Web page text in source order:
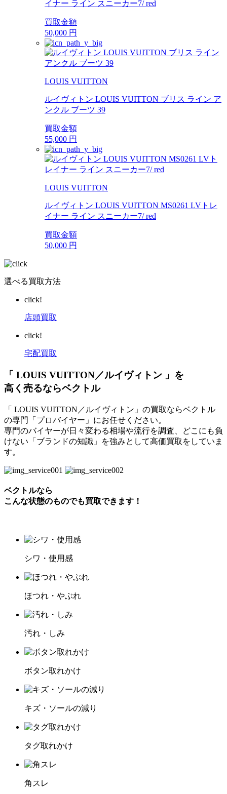
イナー ライン スニーカー7/ red
買取金額
50,000 円
LOUIS VUITTON
ルイヴィトン LOUIS VUITTON ブリス ライン ア
ンクル ブーツ 39
買取金額
55,000 円
LOUIS VUITTON
ルイヴィトン LOUIS VUITTON MS0261 LVトレ
イナー ライン スニーカー7/ red
買取金額
50,000 円
選べる買取方法
click!
店頭買取
click!
宅配買取
「 LOUIS VUITTON／ルイヴィトン 」を
高く売るならベクトル
「 LOUIS VUITTON／ルイヴィトン」の買取ならベクトル
の専門「プロバイヤー」にお任せください。
専門のバイヤーが日々変わる相場や流行を調査、どこにも負
けない「ブランドの知識」を強みとして高価買取をしていま
す。
ベクトルなら
こんな状態のものでも買取できます！
シワ・使用感
ほつれ・やぶれ
汚れ・しみ
ボタン取れかけ
キズ・ソールの減り
タグ取れかけ
角スレ